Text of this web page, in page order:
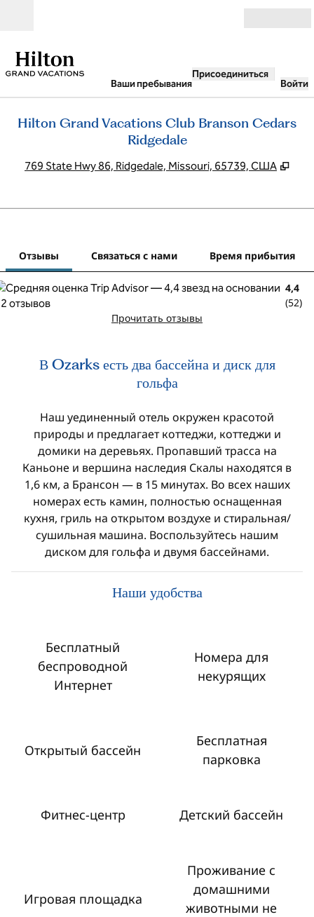
Ваши пребывания
Присоединиться
Войти
Hilton Grand Vacations Club Branson Cedars
Ridgedale
769 State Hwy 86, Ridgedale, Missouri, 65739, США ,
Отзывы Связаться с нами Время прибытия
4,4
(52)
Прочитать отзывы
В Ozarks есть два бассейна и диск для
гольфа
Наш уединенный отель окружен красотой
природы и предлагает коттеджи, коттеджи и
домики на деревьях. Пропавший трасса на
Каньоне и вершина наследия Скалы находятся в
1,6 км, а Брансон — в 15 минутах. Во всех наших
номерах есть камин, полностью оснащенная
кухня, гриль на открытом воздухе и стиральная/
сушильная машина. Воспользуйтесь нашим
диском для гольфа и двумя бассейнами.
Наши удобства
Бесплатный
беспроводной
Интернет
Номера для
некурящих
Открытый бассейн
Бесплатная
парковка
Фитнес-центр Детский бассейн
Игровая площадка
Проживание с
домашними
животными не